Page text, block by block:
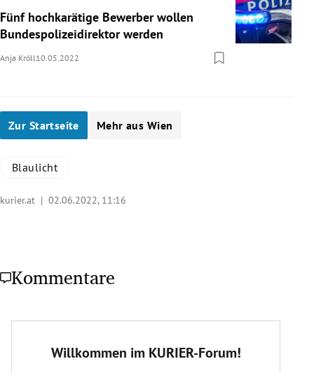
Fünf hochkarätige Bewerber wollen
Bundespolizeidirektor werden
Anja Kröll10.05.2022
Zur Startseite Mehr aus Wien
Blaulicht
kurier.at | 02.06.2022, 11:16
Kommentare